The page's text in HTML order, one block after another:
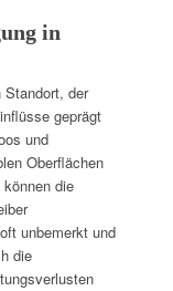
in
Standort, der
geprägt
und
Oberflächen
die
unbemerkt und
die